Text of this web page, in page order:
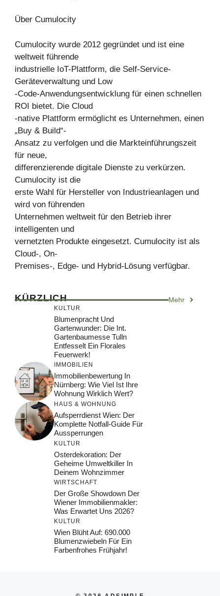
Über Cumulocity
Cumulocity wurde 2012 gegründet und ist eine
weltweit führende
industrielle IoT-Plattform, die Self-Service-
Geräteverwaltung und Low
-Code-Anwendungsentwicklung für einen schnellen
ROI bietet. Die Cloud
-native Plattform ermöglicht es Unternehmen, einen
„Buy & Build“-
Ansatz zu verfolgen und die Markteinführungszeit
für neue,
differenzierende digitale Dienste zu verkürzen.
Cumulocity ist die
erste Wahl für Hersteller von Industrieanlagen und
wird von führenden
Unternehmen weltweit für den Betrieb ihrer
intelligenten und
vernetzten Produkte eingesetzt. Cumulocity ist als
Cloud-, On-
Premises-, Edge- und Hybrid-Lösung verfügbar.
KÜRZLICH Mehr
KULTUR
Blumenpracht Und
Gartenwunder: Die Int.
Gartenbaumesse Tulln
Entfesselt Ein Florales
Feuerwerk!
IMMOBILIEN
Immobilienbewertung In
Nürnberg: Wie Viel Ist Ihre
Wohnung Wirklich Wert?
HAUS & WOHNUNG
Aufsperrdienst Wien: Der
Komplette Notfall-Guide Für
Aussperrungen
KULTUR
Osterdekoration: Der
Geheime Umweltkiller In
Deinem Wohnzimmer
WIRTSCHAFT
Der Große Showdown Der
Wiener Immobilienmakler:
Was Erwartet Uns 2026?
KULTUR
Wien Blüht Auf: 690.000
Blumenzwiebeln Für Ein
Farbenfrohes Frühjahr!